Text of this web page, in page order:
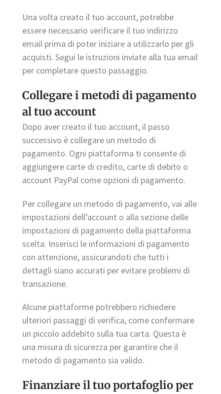
Una volta creato il tuo account, potrebbe
essere necessario verificare il tuo indirizzo
email prima di poter iniziare a utilizzarlo per gli
acquisti. Segui le istruzioni inviate alla tua email
per completare questo passaggio.
Collegare i metodi di pagamento
al tuo account
Dopo aver creato il tuo account, il passo
successivo è collegare un metodo di
pagamento. Ogni piattaforma ti consente di
aggiungere carte di credito, carte di debito o
account PayPal come opzioni di pagamento.
Per collegare un metodo di pagamento, vai alle
impostazioni dell’account o alla sezione delle
impostazioni di pagamento della piattaforma
scelta. Inserisci le informazioni di pagamento
con attenzione, assicurandoti che tutti i
dettagli siano accurati per evitare problemi di
transazione.
Alcune piattaforme potrebbero richiedere
ulteriori passaggi di verifica, come confermare
un piccolo addebito sulla tua carta. Questa è
una misura di sicurezza per garantire che il
metodo di pagamento sia valido.
Finanziare il tuo portafoglio per